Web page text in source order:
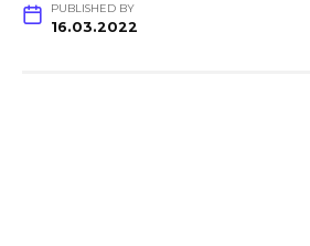
PUBLISHED BY
16.03.2022